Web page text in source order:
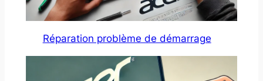
Réparation problème de démarrage